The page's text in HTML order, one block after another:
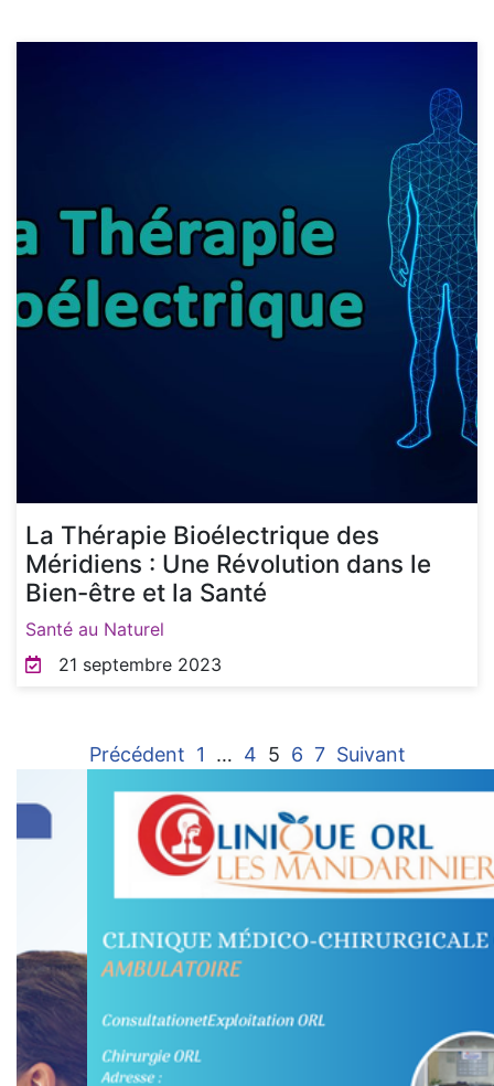
La Thérapie Bioélectrique des
Méridiens : Une Révolution dans le
Bien-être et la Santé
Santé au Naturel
21 septembre 2023
Précédent 1 … 4 5 6 7 Suivant